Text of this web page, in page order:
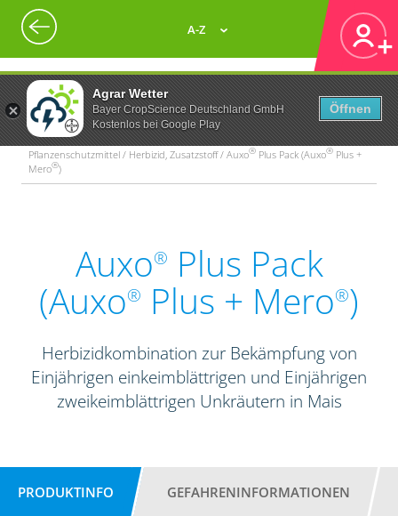
Agrar Wetter
Bayer CropScience Deutschland GmbH
Kostenlos bei Google Play
Öffnen
A-Z
Pflanzenschutzmittel / Herbizid, Zusatzstoff / Auxo® Plus Pack (Auxo® Plus +
Mero®)
Auxo® Plus Pack
(Auxo® Plus + Mero®)
Herbizidkombination zur Bekämpfung von
Einjährigen einkeimblättrigen und Einjährigen
zweikeimblättrigen Unkräutern in Mais
PRODUKTINFO GEFAHRENINFORMATIONEN